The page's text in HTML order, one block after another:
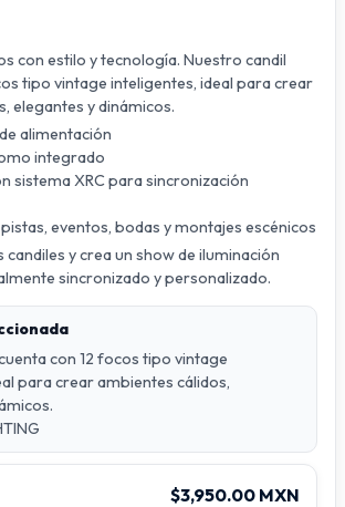
con estilo y tecnología. Nuestro candil
tipo vintage inteligentes, ideal para crear
elegantes y dinámicos.
alimentación
integrado
sistema XRC para sincronización
eventos, bodas y montajes escénicos
candiles y crea un show de iluminación
sincronizado y personalizado.
con 12 focos tipo vintage
para crear ambientes cálidos,
$3,950.00 MXN